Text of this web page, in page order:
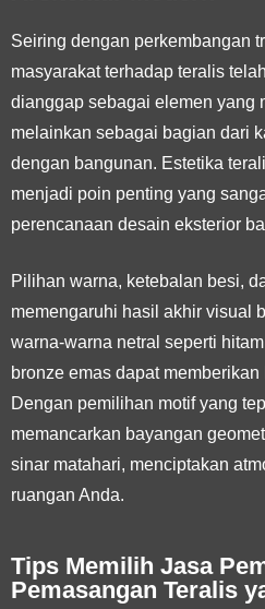
Seiring dengan perkembangan
masyarakat terhadap teralis
dianggap sebagai elemen yang
melainkan sebagai bagian dari
dengan bangunan. Estetika
menjadi poin penting yang
perencanaan desain eksterior
Pilihan warna, ketebalan besi,
memengaruhi hasil akhir visual
warna-warna netral seperti
bronze emas dapat
Dengan pemilihan motif yang
memancarkan bayangan
sinar matahari, menciptakan
ruangan Anda.
Tips Memilih Jasa
Pemasangan Teralis